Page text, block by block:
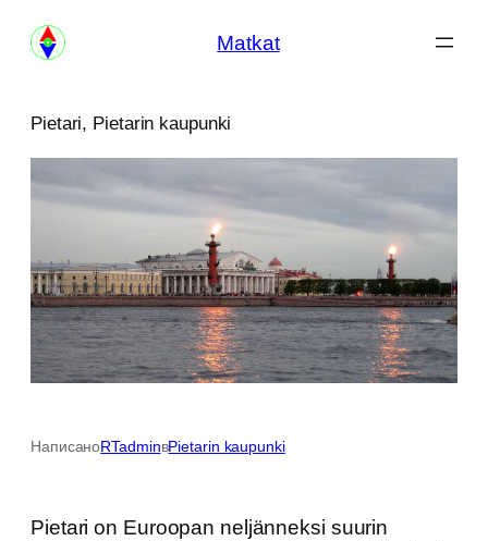
Siirry
sisältöön
Matkat
Pietari, Pietarin kaupunki
НаписаноRTadminвPietarin kaupunki
Pietari on Euroopan neljänneksi suurin